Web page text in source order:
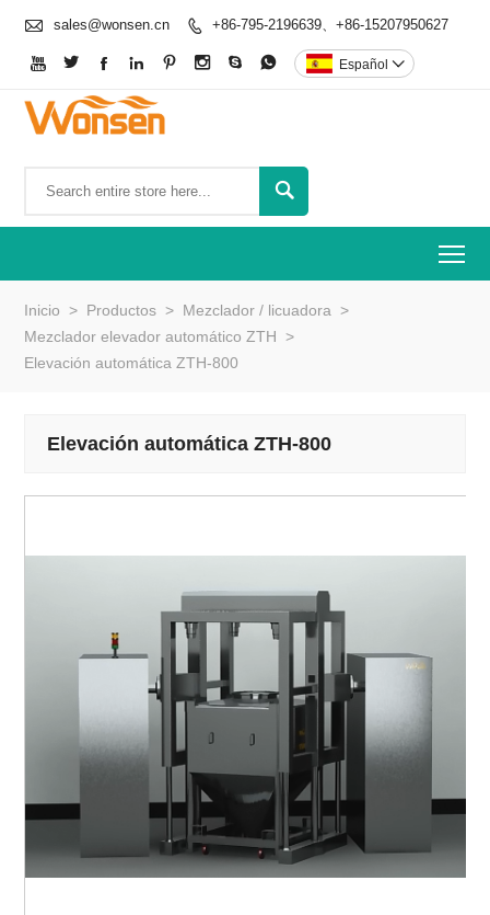
 sales@wonsen.cn  +86-795-2196639、+86-15207950627
        Español 

Inicio > Productos > Mezclador / licuadora >
Mezclador elevador automático ZTH >
Elevación automática ZTH-800
Elevación automática ZTH-800